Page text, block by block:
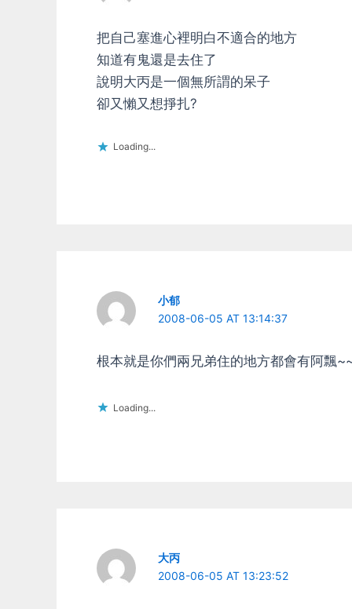
把自己塞進心裡明白不適合的地方
知道有鬼還是去住了
說明大丙是一個無所謂的呆子
卻又懶又想掙扎?
Loading...
小郁
2008-06-05 AT 13:14:37
根本就是你們兩兄弟住的地方都會有阿飄
Loading...
大丙
2008-06-05 AT 13:23:52